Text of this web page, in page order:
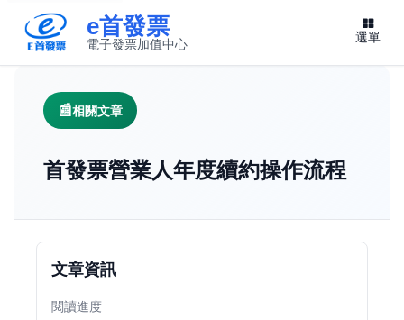
e首發票
電子發票加值中心 選單
相關文章
首發票營業人年度續約操作流程
文章資訊
閱讀進度